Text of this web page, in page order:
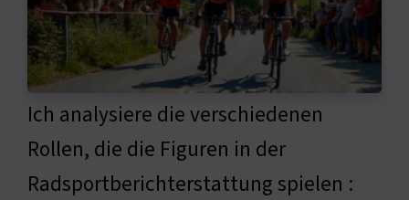
Ich analysiere die verschiedenen
Rollen, die die Figuren in der
Radsportberichterstattung spielen :